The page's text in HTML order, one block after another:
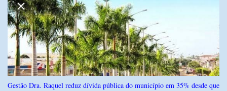
do Norte entre os dias 18 e 22 de junho de 2026. O levantamento
possui margem de erro de 2,5 pontos percentuais e nível de
confiança de 95%. Registro no TSE: RN-09520/2026
Gestão Dra. Raquel reduz dívida pública do município em 35% desde que